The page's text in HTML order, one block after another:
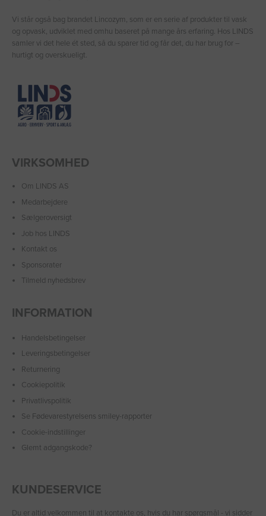
Vi står også bag brandet Lincozym, som er en serie af produkter til vask
og opvask, udviklet med omhu baseret på mange års erfaring. Hos LINDS
samler vi det hele ét sted, så du sparer tid og får det, du har brug for –
hurtigt og overskueligt.
VIRKSOMHED
Om LINDS AS
Medarbejdere
Sælgeroversigt
Job hos LINDS
Kontakt os
Sponsorater
Tilmeld nyhedsbrev
INFORMATION
Handelsbetingelser
Leveringsbetingelser
Returnering
Cookiepolitik
Privatlivspolitik
Se Fødevarestyrelsens smiley-rapporter
Cookie-indstillinger
Glemt adgangskode?
KUNDESERVICE
Du er altid velkommen til at kontakte os, hvis du har spørgsmål - vi sidder